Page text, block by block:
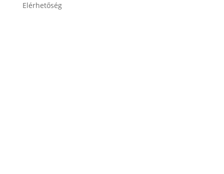
Elérhetőség